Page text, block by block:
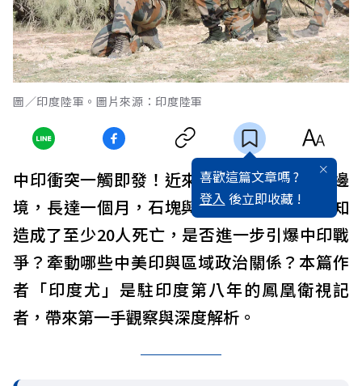
圖／印度陸軍。圖片來源：印度陸軍
喜歡這篇文章嗎 ?
登入 後立即收藏 !
中印衝突一觸即發！近來發生在中國與印度邊
境，長達一個月，石塊與棍棒的肉搏戰，已知
造成了至少20人死亡，是否進一步引爆中印戰
爭？牽動哪些中美印與區域政治關係？本篇作
者「印度尤」是駐印度第八年的鳳凰衛視記
者，帶來第一手觀察與深度解析。